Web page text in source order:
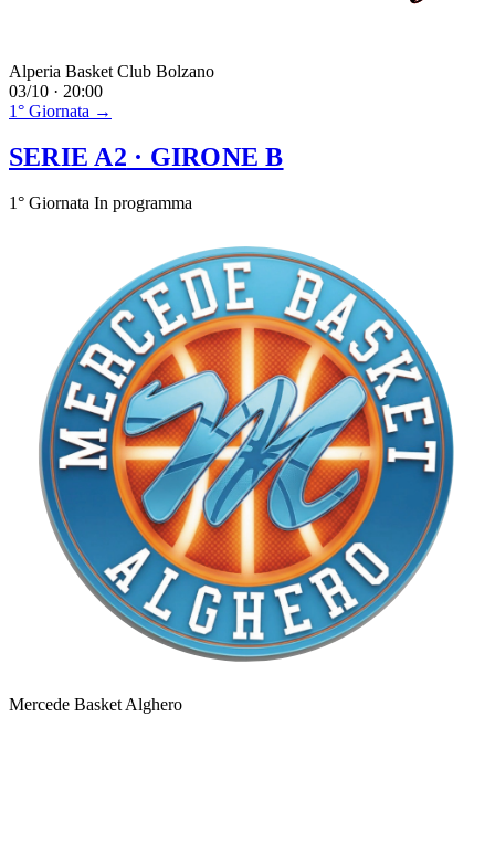
Alperia Basket Club Bolzano
03/10 · 20:00
1° Giornata →
SERIE A2 · GIRONE B
1° Giornata In programma
Mercede Basket Alghero